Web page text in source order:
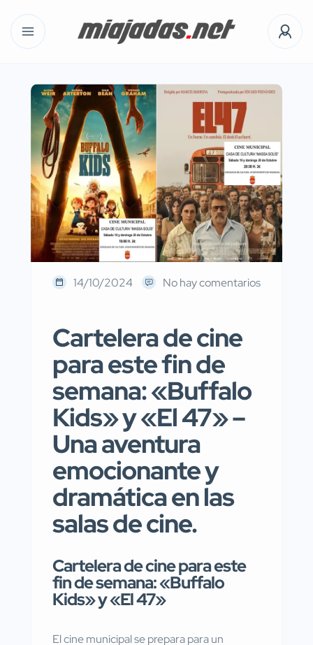
14/10/2024 No hay comentarios
Cartelera de cine
para este fin de
semana: «Buffalo
Kids» y «El 47» –
Una aventura
emocionante y
dramática en las
salas de cine.
Cartelera de cine para este
fin de semana: «Buffalo
Kids» y «El 47»
El cine municipal se prepara para un